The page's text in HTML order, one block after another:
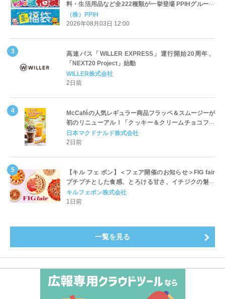
料・生活用品など全222種類が一挙登場 PPIHグループ
「夏福袋」＆セール 8月6日(木)より順次スタート
（株）PPIH
2026年08月03日 12:00
高速バス「WILLER EXPRESS」運行開始20周年、
「NEXT20 Project」始動
WILLER株式会社
2日前
McCaféの人気レギュラー商品フラッペ＆スムージーが
初のリニューアル！「クッキー＆クリームチョコフラ
ッペ」「マンゴースムージー」8月5日（水）から販売
開始
日本マクドナルド株式会社
2日前
【キル フェ ボン】＜フェア開催のお知らせ＞FIG fair
プチプチとした食感、とろける甘さ、イチジクの魅力
をたっぷりと。新作を含め、イチジク尽くしの全4種が
登場8月20日（木）スタート
キルフェボン株式会社
1日前
一覧を見る